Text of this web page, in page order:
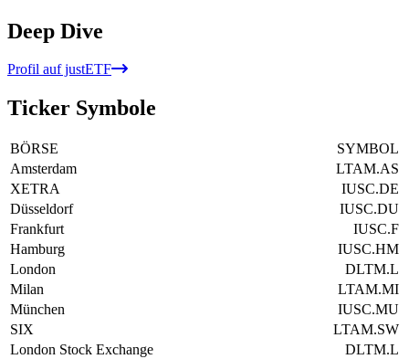
Deep Dive
Profil auf justETF
Ticker Symbole
BÖRSE
SYMBOL
Amsterdam
LTAM.AS
XETRA
IUSC.DE
Düsseldorf
IUSC.DU
Frankfurt
IUSC.F
Hamburg
IUSC.HM
London
DLTM.L
Milan
LTAM.MI
München
IUSC.MU
SIX
LTAM.SW
London Stock Exchange
DLTM.L